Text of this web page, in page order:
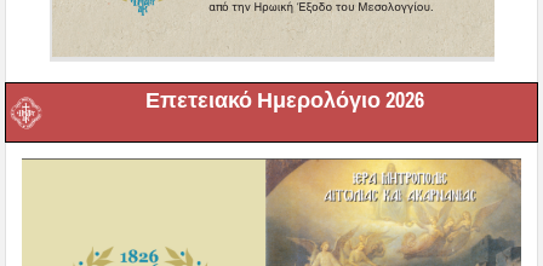
Επετειακό Ημερολόγιο 2026